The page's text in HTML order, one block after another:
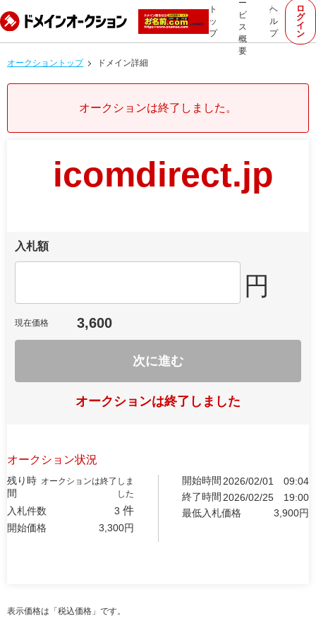
ト
ッ
プ
ー
ビ
ス
概
要
ヘ
ル
プ
ロ
グ
イ
ン
オークショントップ ドメイン詳細
オークションは終了しました。
icomdirect.jp
入札額
円
現在価格 3,600
次に進む
オークションは終了しました
オークション状況
残り時
間
オークションは終了しま
した
入札件数 3 件
開始価格 3,300円
開始時間 2026/02/01
09:04
終了時間 2026/02/25
19:00
最低入札価格
3,900円
表示価格は「税込価格」です。